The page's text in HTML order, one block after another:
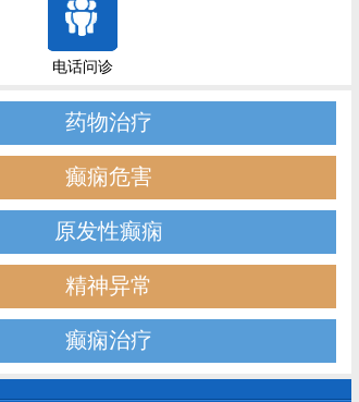
电话问诊
药物治疗
癫痫危害
原发性癫痫
精神异常
癫痫治疗